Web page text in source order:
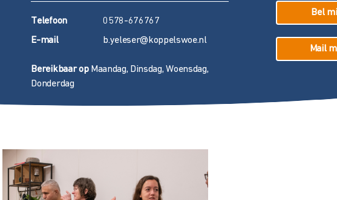
Telefoon
0578-676767
E-mail b.yeleser@koppelswoe.nl
Bereikbaar opMaandag, Dinsdag, Woensdag,
Donderdag
Bel
Mail